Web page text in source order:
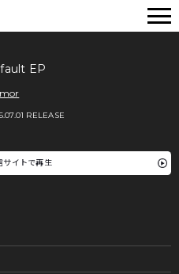
EP
RELEASE
サイトで再生